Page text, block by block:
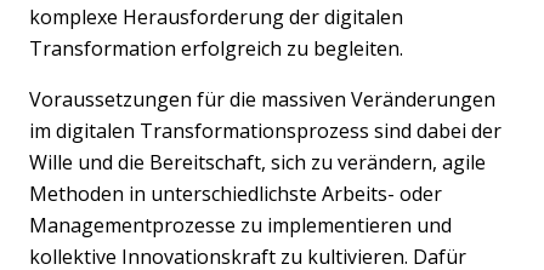
komplexe Herausforderung der digitalen
Transformation erfolgreich zu begleiten.
Voraussetzungen für die massiven Veränderungen
im digitalen Transformationsprozess sind dabei der
Wille und die Bereitschaft, sich zu verändern, agile
Methoden in unterschiedlichste Arbeits- oder
Managementprozesse zu implementieren und
kollektive Innovationskraft zu kultivieren. Dafür